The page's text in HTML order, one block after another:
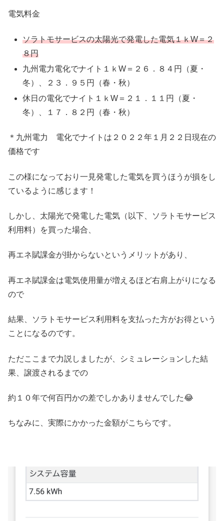
電気料金
ソラトモサービスの太陽光で発電した電気１ｋW＝２
８円
九州電力電化でナイト１ｋW＝２６．８４円（夏・
冬）、２３．９５円（春・秋）
休日の電化でナイト１ｋW＝２１．１１円（夏・
冬）、１７．８２円（春・秋）
＊九州電力 電化でナイトは２０２２年１月２２日現在の
価格です
この様になっており一見発電した電気を買うほうが損をし
ているように感じます！
しかし、太陽光で発電した電気（以下、ソラトモサービス
利用料）を買った場合、
再エネ賦課金が掛からないというメリットがあり、
再エネ賦課金は電気使用量が増えるほど右肩上がりになる
ので
結果、ソラトモサービス利用料を支払った方がお得という
ことになるのです。
ただここまで力説しましたが、シミュレーションした結
果、譲渡されるまでの
約１０年で何百円かの差でしかありませんでした😂
ちなみに、実際にかかった金額がこちらです。